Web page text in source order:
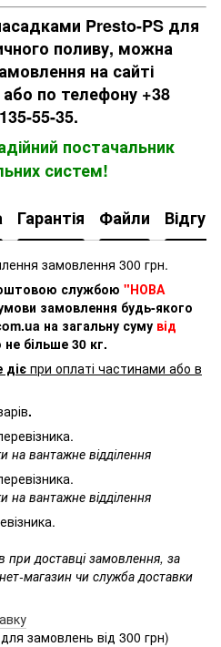
Presto-PS для
поливу, можна
на сайті
або по телефону +38
55-35.
постачальник
систем!
Гарантія Файли
замовлення 300 грн.
службою "НОВА
замовлення будь-якого
на загальну суму від
більше 30 кг.
діє при оплаті частинами або в
.
на вантажне відділення
на вантажне відділення
доставці замовлення, за
магазин чи служба доставки
замовлень від 300 грн)